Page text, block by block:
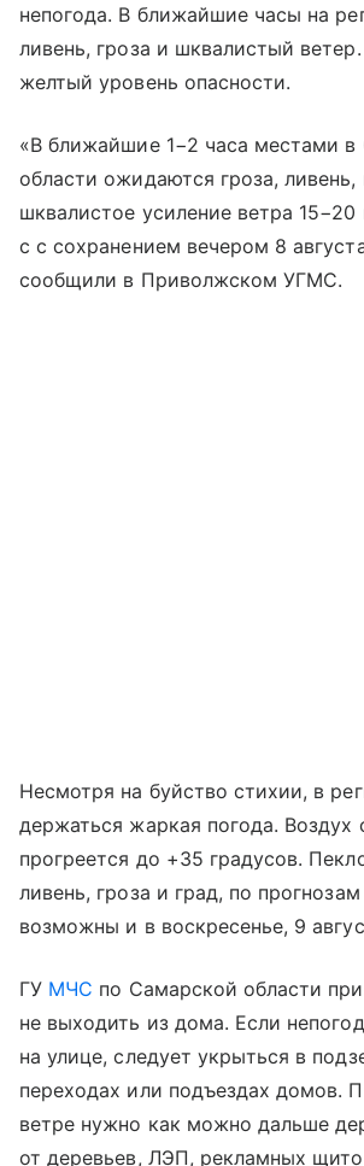
непогода. В ближайшие часы на
ливень, гроза и шквалистый
желтый уровень опасности.
«В ближайшие 1−2 часа местами
области ожидаются гроза, ливень,
шквалистое усиление ветра
с с сохранением вечером 8
сообщили в Приволжском УГМС.
Несмотря на буйство стихии, в
держаться жаркая погода. Воздух
прогреется до +35 градусов.
ливень, гроза и град, по
возможны и в воскресенье, 9
ГУ МЧС по Самарской области
не выходить из дома. Если
на улице, следует укрыться в
переходах или подъездах домов.
ветре нужно как можно дальше
от деревьев, ЛЭП, рекламных